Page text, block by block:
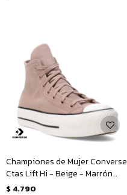
Championes de Mujer Converse
Ctas Lift Hi - Beige - Marrón
Tierra
$ 4.790